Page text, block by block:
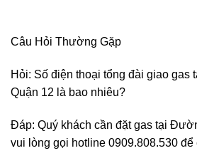
Câu Hỏi Thường Gặp
Hỏi: Số điện thoại tổng đài giao
Quận 12 là bao nhiêu?
Đáp: Quý khách cần đặt gas tại
vui lòng gọi hotline 0909.808.530